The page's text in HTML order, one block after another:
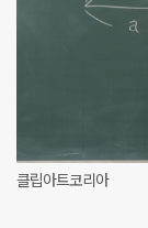
클립아트코리아